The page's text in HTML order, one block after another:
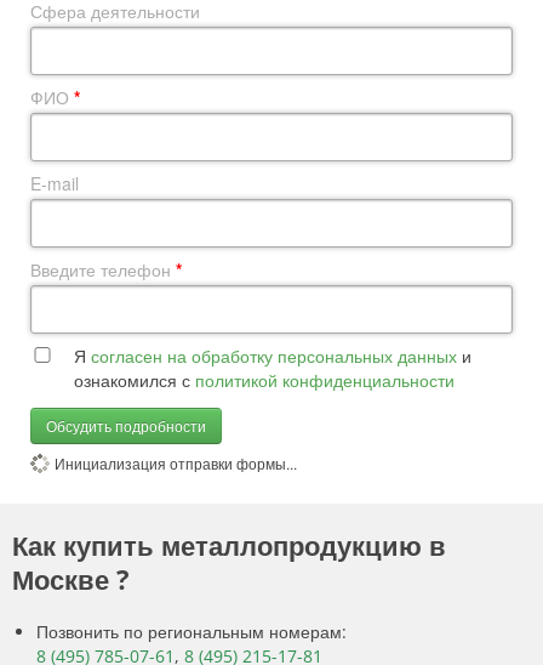
Сфера деятельности
ФИО *
E-mail
Введите телефон *
Я согласен на обработку персональных данных и
ознакомился с политикой конфиденциальности
Обсудить подробности
Инициализация отправки формы...
Как купить металлопродукцию в
Москве ?
Позвонить по региональным номерам:
8 (495) 785-07-61 , 8 (495) 215-17-81